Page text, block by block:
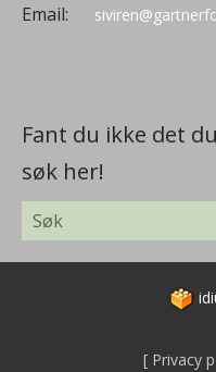
Email:
Fant du ikke det
søk her!
Privacy